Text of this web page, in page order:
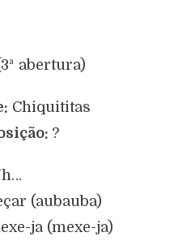
abertura)
Chiquititas
?
(aubauba)
ja (mexe-ja)